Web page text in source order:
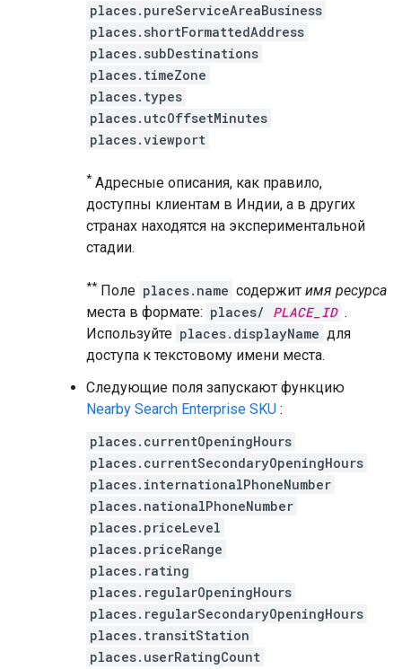
places.pureServiceAreaBusiness
places.shortFormattedAddress
places.subDestinations
places.timeZone
places.types
places.utcOffsetMinutes
places.viewport
* Адресные описания, как правило,
доступны клиентам в Индии, а в других
странах находятся на экспериментальной
стадии.
** Поле places.name содержит имя ресурса
места в формате: places/ PLACE_ID .
Используйте places.displayName для
доступа к текстовому имени места.
Следующие поля запускают функцию
Nearby Search Enterprise SKU :
places.currentOpeningHours
places.currentSecondaryOpeningHours
places.internationalPhoneNumber
places.nationalPhoneNumber
places.priceLevel
places.priceRange
places.rating
places.regularOpeningHours
places.regularSecondaryOpeningHours
places.transitStation
places.userRatingCount